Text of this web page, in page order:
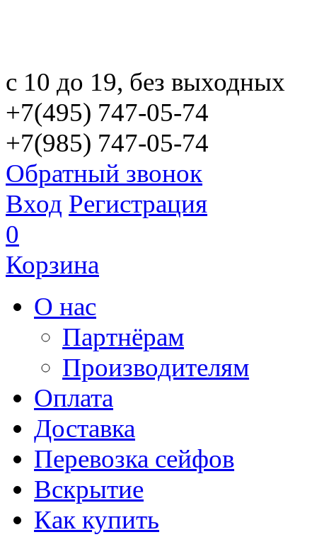
с 10 до 19, без выходных
+7(495) 747-05-74
+7(985) 747-05-74
Обратный звонок
Вход Регистрация
0
Корзина
О нас
Партнёрам
Производителям
Оплата
Доставка
Перевозка сейфов
Вскрытие
Как купить